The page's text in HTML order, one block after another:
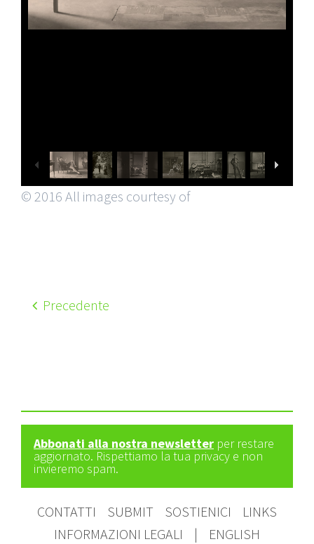
© 2016 All images courtesy of
Precedente
Abbonati alla nostra newsletter per restare
aggiornato. Rispettiamo la tua privacy e non
invieremo spam.
CONTATTI SUBMIT SOSTIENICI
LINKS
INFORMAZIONI LEGALI
| ENGLISH